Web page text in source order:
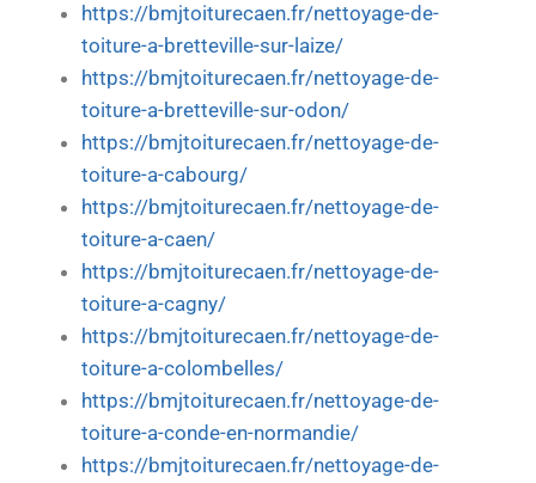
https://bmjtoiturecaen.fr/nettoyage-de-
toiture-a-bretteville-sur-laize/
https://bmjtoiturecaen.fr/nettoyage-de-
toiture-a-bretteville-sur-odon/
https://bmjtoiturecaen.fr/nettoyage-de-
toiture-a-cabourg/
https://bmjtoiturecaen.fr/nettoyage-de-
toiture-a-caen/
https://bmjtoiturecaen.fr/nettoyage-de-
toiture-a-cagny/
https://bmjtoiturecaen.fr/nettoyage-de-
toiture-a-colombelles/
https://bmjtoiturecaen.fr/nettoyage-de-
toiture-a-conde-en-normandie/
https://bmjtoiturecaen.fr/nettoyage-de-